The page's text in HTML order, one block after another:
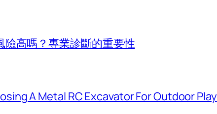
險高嗎？專業診斷的重要性
A Metal RC Excavator For Outdoor Play